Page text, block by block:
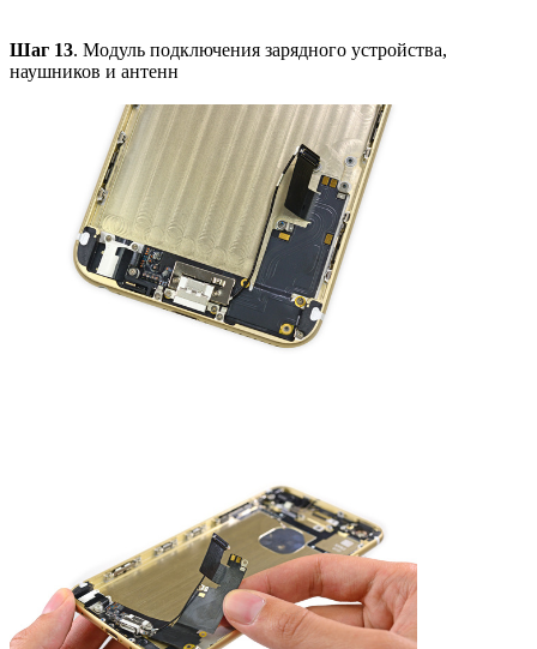
Шаг 13. Модуль подключения зарядного устройства,
наушников и антенн